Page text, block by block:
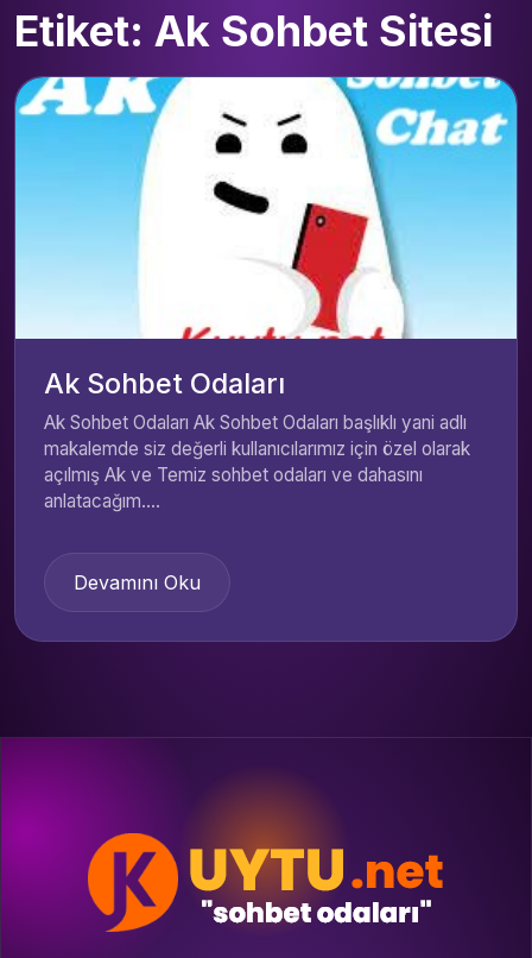
Etiket: Ak Sohbet Sitesi
Ak Sohbet Odaları
Ak Sohbet Odaları Ak Sohbet Odaları başlıklı yani adlı
makalemde siz değerli kullanıcılarımız için özel olarak
açılmış Ak ve Temiz sohbet odaları ve dahasını
anlatacağım....
Devamını Oku